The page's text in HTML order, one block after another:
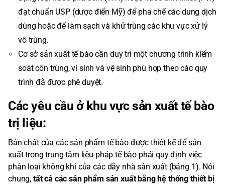
đạt chuẩn USP (dược điển Mỹ) để pha chế các dung dịch
dùng hoặc để làm sạch và khử trùng các khu vực xử lý
vô trùng.
Cơ sở sản xuất tế bào cần duy trì một chương trình kiểm
soát côn trùng, vi sinh và vệ sinh phù hợp theo các quy
trình đã được phê duyệt.
Các yêu cầu ở khu vực sản xuất tế bào
trị liệu:
Bản chất của các sản phẩm tế bào được thiết kế để sản
xuất trong trung tâm liệu pháp tế bào phải quy định việc
phân loại không khí của các dãy nhà sản xuất (bảng 1). Nói
chung, tất cả các sản phẩm sản xuất bằng hệ thống thiết bị